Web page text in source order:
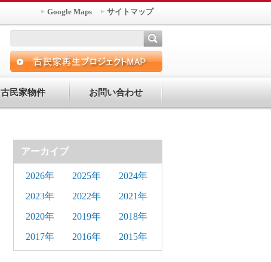
Google Maps サイトマップ
古民家物件 お問い合わせ
アーカイブ
2026年 2025年
2024年
2023年
2022年
2021年
2020年
2019年
2018年
2017年
2016年 2015年